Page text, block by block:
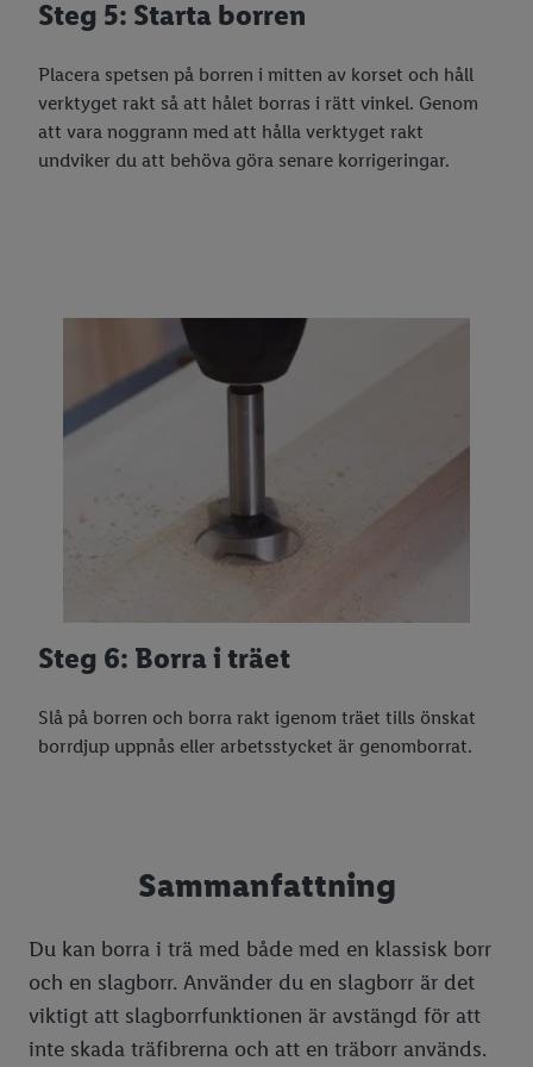
Steg 5: Starta borren
Placera spetsen på borren i mitten av korset och håll
verktyget rakt så att hålet borras i rätt vinkel. Genom
att vara noggrann med att hålla verktyget rakt
undviker du att behöva göra senare korrigeringar.
Steg 6: Borra i träet
Slå på borren och borra rakt igenom träet tills önskat
borrdjup uppnås eller arbetsstycket är genomborrat.
Sammanfattning
Du kan borra i trä med både med en klassisk borr
och en slagborr. Använder du en slagborr är det
viktigt att slagborrfunktionen är avstängd för att
inte skada träfibrerna och att en träborr används.